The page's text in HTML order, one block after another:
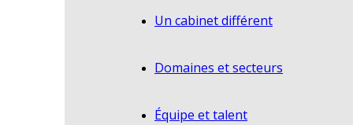
Un cabinet différent
Domaines et secteurs
Équipe et talent